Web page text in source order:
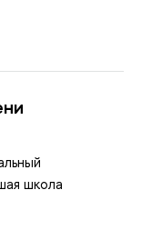
школа